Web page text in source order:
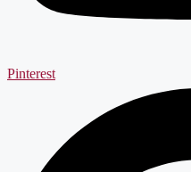
Pinterest